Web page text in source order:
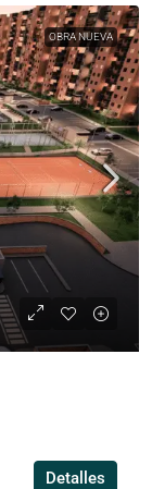
OBRA NUEVA
Detalles